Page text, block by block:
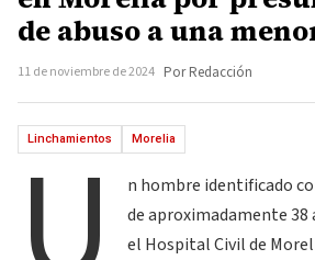
de abuso a una
11 de noviembre de 2024 Por Redacción
Linchamientos Morelia
n hombre identificado
de aproximadamente 38
el Hospital Civil de